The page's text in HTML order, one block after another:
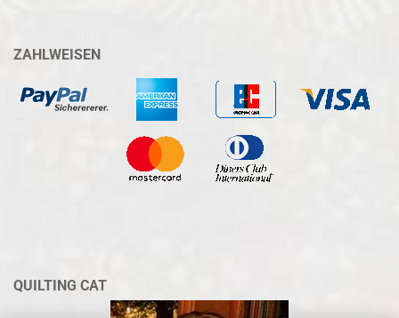
ZAHLWEISEN
QUILTING CAT